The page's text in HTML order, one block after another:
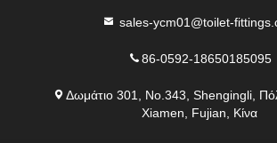
sales-ycm01@toilet-
86-0592-18650185095
Δωμάτιο 301, No.343, Shengingli,
Xiamen, Fujian, Κίνα